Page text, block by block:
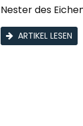
Nester des
ARTIKEL LESEN